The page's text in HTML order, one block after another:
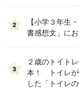
2
【小学３年生
書感想文」に
3
２歳のトイト
本！ トイレが
した「トイレの